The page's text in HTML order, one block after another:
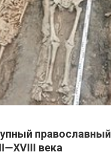
православный
века